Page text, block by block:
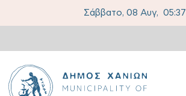
Σάββατο, 08 Αυγ, 05:37